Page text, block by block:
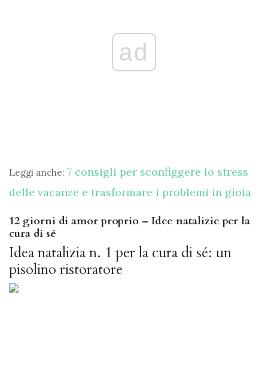
ad
Leggi anche: 7 consigli per sconfiggere lo stress
delle vacanze e trasformare i problemi in gioia
12 giorni di amor proprio – Idee natalizie per la
cura di sé
Idea natalizia n. 1 per la cura di sé: un
pisolino ristoratore